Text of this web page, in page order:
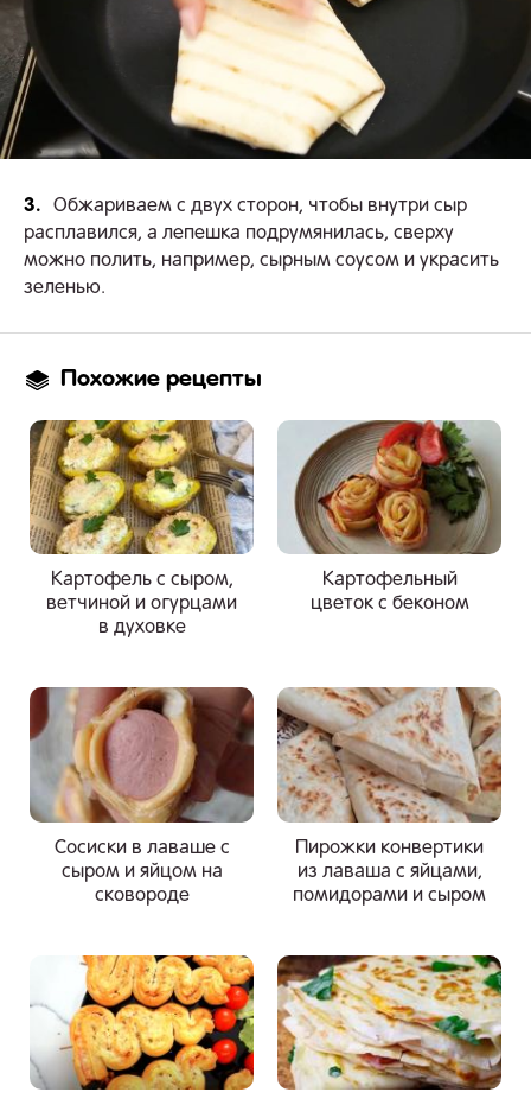
3.
Обжариваем с двух сторон, чтобы внутри сыр
расплавился, а лепешка подрумянилась, сверху
можно полить, например, сырным соусом и украсить
зеленью.
Похожие рецепты
Картофель с сыром,
ветчиной и огурцами
в духовке
Картофельный
цветок с беконом
Сосиски в лаваше с
сыром и яйцом на
сковороде
Пирожки конвертики
из лаваша с яйцами,
помидорами и сыром